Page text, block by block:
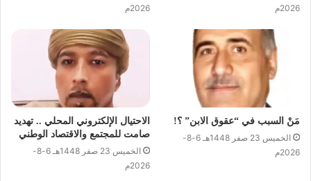
2026م
2026م
مَنْ السبب في “عقوق الابن” ؟!
الخميس 23 صفر 1448هـ 6-8-
2026م
الاحتيال الإلكتروني المحلي .. تهديد
صامت للمجتمع والاقتصاد الوطني
الخميس 23 صفر 1448هـ 6-8-
2026م